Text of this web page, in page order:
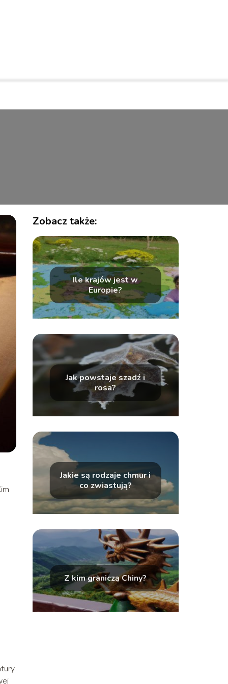
Zobacz także:
Ile krajów jest w
Europie?
Jak powstaje szadź i
rosa?
Jakie są rodzaje chmur i
co zwiastują?
Z kim graniczą Chiny?